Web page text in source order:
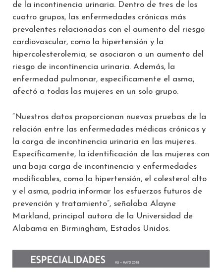
de la incontinencia urinaria. Dentro de tres de los
cuatro grupos, las enfermedades crónicas más
prevalentes relacionadas con el aumento del riesgo
cardiovascular, como la hipertensión y la
hipercolesterolemia, se asociaron a un aumento del
riesgo de incontinencia urinaria. Además, la
enfermedad pulmonar, específicamente el asma,
afectó a todas las mujeres en un solo grupo.
“Nuestros datos proporcionan nuevas pruebas de la
relación entre las enfermedades médicas crónicas y
la carga de incontinencia urinaria en las mujeres.
Específicamente, la identificación de las mujeres con
una baja carga de incontinencia y enfermedades
modificables, como la hipertensión, el colesterol alto
y el asma, podría informar los esfuerzos futuros de
prevención y tratamiento”, señalaba Alayne
Markland, principal autora de la Universidad de
Alabama en Birmingham, Estados Unidos.